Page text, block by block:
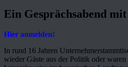
Ein Gesprächsabend
Hier anmelden!
In rund 16 Jahren
wieder Gäste aus der Politik oder waren